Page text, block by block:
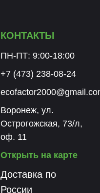
КОНТАКТЫ
ПН-ПТ: 9:00-18:00
+7 (473) 238-08-24
Воронеж, ул.
Острогожская, 73/л,
оф. 11
Открыть на карте
Доставка по
России